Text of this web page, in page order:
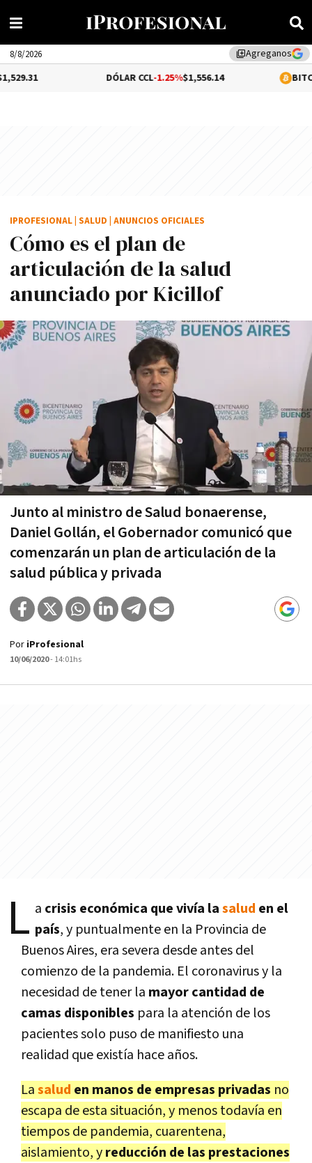
library_addAgreganos
8/8/2026
-1.25%$1,556.14 -0.01%
Cómo es el plan de
articulación de la salud
anunciado por Kicillof
Junto al ministro de Salud bonaerense,
Daniel Gollán, el Gobernador comunicó que
comenzarán un plan de articulación de la
salud pública y privada
IPROFESIONAL SALUD ANUNCIOS OFICIALES
Por iProfesional
10/06/2020- 14:01hs
L a crisis económica que vivía lasalud en el
país, y puntualmente en la Provincia de
Buenos Aires, era severa desde antes del
comienzo de la pandemia. El coronavirus y la
necesidad de tener la mayor cantidad de
camas disponibles para la atención de los
pacientes solo puso de manifiesto una
realidad que existía hace años.
Lasalud en manos de empresas privadas no
escapa de esta situación, y menos todavía en
tiempos de pandemia, cuarentena,
aislamiento, yreducción de las prestaciones